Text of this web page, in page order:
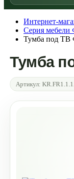
Интернет-
Серия
Тумба под ТВ
Тумба
Артикул: